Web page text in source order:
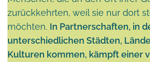
zurückkehrten, weil sie nur dort
möchten. In Partnerschaften, in
unterschiedlichen Städten,
Kulturen kommen, kämpft einer